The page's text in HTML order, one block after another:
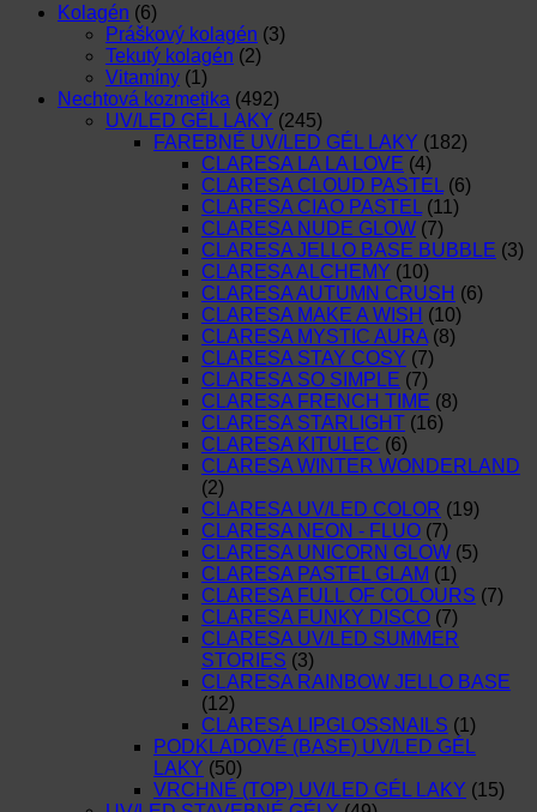
Kolagén (6)
Práškový kolagén (3)
Tekutý kolagén (2)
Vitamíny (1)
Nechtová kozmetika (492)
UV/LED GÉL LAKY (245)
FAREBNÉ UV/LED GÉL LAKY (182)
CLARESA LA LA LOVE (4)
CLARESA CLOUD PASTEL (6)
CLARESA CIAO PASTEL (11)
CLARESA NUDE GLOW (7)
CLARESA JELLO BASE BUBBLE (3)
CLARESA ALCHEMY (10)
CLARESA AUTUMN CRUSH (6)
CLARESA MAKE A WISH (10)
CLARESA MYSTIC AURA (8)
CLARESA STAY COSY (7)
CLARESA SO SIMPLE (7)
CLARESA FRENCH TIME (8)
CLARESA STARLIGHT (16)
CLARESA KITULEC (6)
CLARESA WINTER WONDERLAND
(2)
CLARESA UV/LED COLOR (19)
CLARESA NEON - FLUO (7)
CLARESA UNICORN GLOW (5)
CLARESA PASTEL GLAM (1)
CLARESA FULL OF COLOURS (7)
CLARESA FUNKY DISCO (7)
CLARESA UV/LED SUMMER
STORIES (3)
CLARESA RAINBOW JELLO BASE
(12)
CLARESA LIPGLOSSNAILS (1)
PODKLADOVÉ (BASE) UV/LED GÉL
LAKY (50)
VRCHNÉ (TOP) UV/LED GÉL LAKY (15)